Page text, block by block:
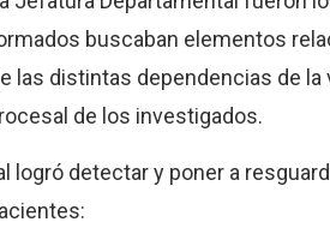
buscaban elementos
las distintas dependencias de la
de los investigados.
logró detectar y poner a